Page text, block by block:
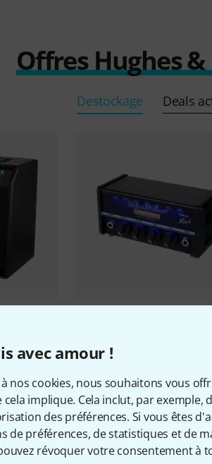
avec amour !
nos cookies, nous souhaitons vous
cela implique. Cela inclut, par
des préférences. Si vous êtes
de préférences, de statistiques et de
révoquer votre consentement à
Offres Hughes
Destockage Deals
44 €